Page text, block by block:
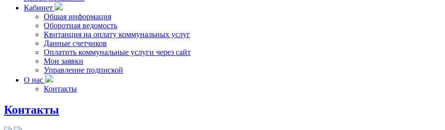
Кабинет
Общая информация
Оборотная ведомость
Квитанция на оплату коммунальных услуг
Данные счетчиков
Оплатить коммунальные услуги через сайт
Мои заявки
Управление подпиской
О нас
Контакты
Контакты